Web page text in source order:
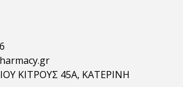
ΚΙΤΡΟΥΣ 45Α, ΚΑΤΕΡΙΝΗ